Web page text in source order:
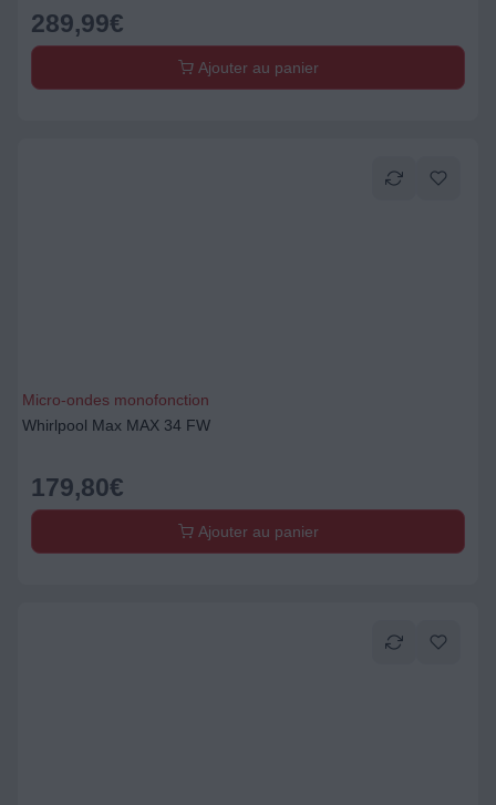
289,99€
Ajouter au panier
Micro-ondes monofonction
Whirlpool Max MAX 34 FW
179,80€
Ajouter au panier